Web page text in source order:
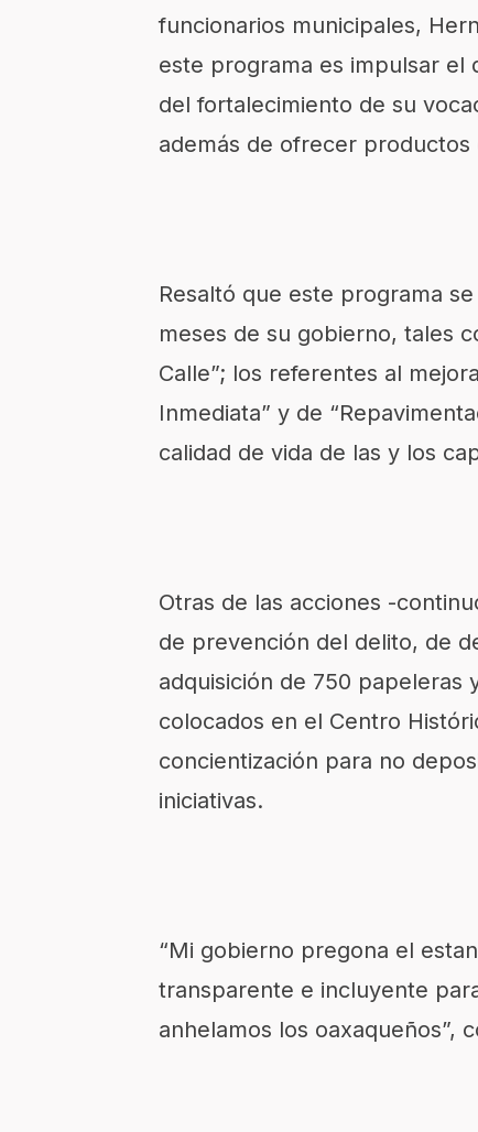
funcionarios municipales,
este programa es impulsar el
del fortalecimiento de su
además de ofrecer
Resaltó que este programa
meses de su gobierno, tales
Calle”; los referentes al
Inmediata” y de
calidad de vida de las y los
Otras de las acciones -
de prevención del delito, de
adquisición de 750 papeleras
colocados en el Centro
concientización para no
iniciativas.
“Mi gobierno pregona el
transparente e incluyente
anhelamos los oaxaqueños”,